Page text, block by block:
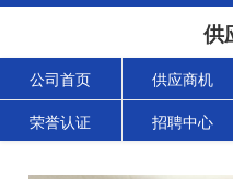
供
公司首页 供应商机
荣誉认证 招聘中心